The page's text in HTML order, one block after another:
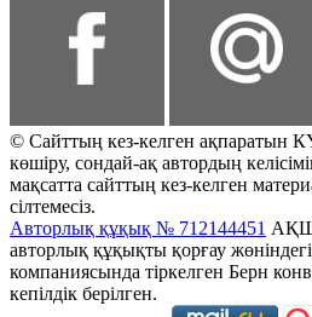
© Сайттың кез-келген ақпаратын
көшіру, сондай-ақ автордың
мақсатта сайттың кез-келген
сілтемесіз.
Авторлық құқық № 712144451
авторлық құқықты қорғау
компаниясында тіркелген Берн
кепілдік берілген.